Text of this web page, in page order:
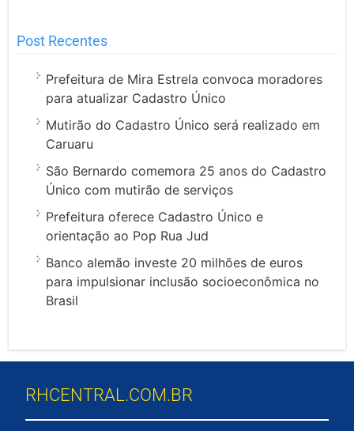
Post Recentes
Prefeitura de Mira Estrela convoca moradores
para atualizar Cadastro Único
Mutirão do Cadastro Único será realizado em
Caruaru
São Bernardo comemora 25 anos do Cadastro
Único com mutirão de serviços
Prefeitura oferece Cadastro Único e
orientação ao Pop Rua Jud
Banco alemão investe 20 milhões de euros
para impulsionar inclusão socioeconômica no
Brasil
RHCENTRAL.COM.BR